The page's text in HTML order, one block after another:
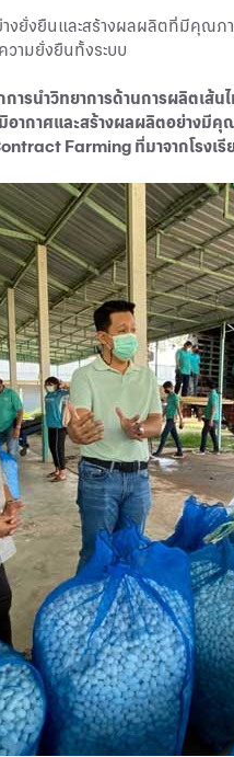
งยั่งยืนและสร้างผลผลิตที่มีคุณภ
วามยั่งยืนทั้งระบบ
การนำวิทยาการด้านการผลิตเส้
ากาศและสร้างผลผลิตอย่างมี
Farming ที่มาจากโรง